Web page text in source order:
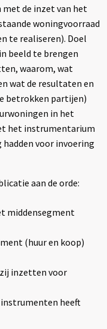
de inzet van het
woningvoorraad
te realiseren). Doel
beeld te brengen
waarom, wat
wat de resultaten en
betrokken partijen)
in het
het instrumentarium
voor invoering
aan de orde:
middensegment
(huur en koop)
inzetten voor
heeft